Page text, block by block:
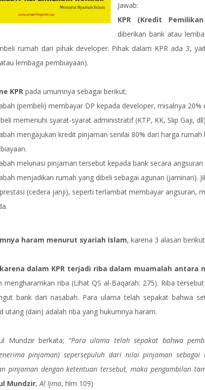
Jawab:
KPR (Kredit
diberikan bank atau
rumah dari pihak developer. Pihak dalam KPR ada 3,
lembaga pembiayaan).
KPR pada umumnya sebagai berikut;
(pembeli) membayar DP kepada developer, misalnya
memenuhi syarat-syarat administratif (KTP, KK, Slip Gaji, dll)
mengajukan kredit pinjaman senilai 80% dari harga
melunasi pinjaman tersebut kepada bank secara angsuran
menjadikan rumah yang dibeli sebagai agunan (jaminan).
(cedera janji), seperti terlambat membayar angsuran,
haram menurut syariah Islam, karena 3 alasan
karena dalam KPR terjadi riba dalam muamalah antara
mengharamkan riba (Lihat QS al-Baqarah: 275). Riba
bank dari nasabah. Para ulama telah sepakat bahwa
utang (dain) adalah riba yang hukumnya haram.
Mundzir berkata; “Para ulama telah sepakat bahwa
pinjaman) sepersepuluh dari nilai pinjaman
pinjaman dengan ketentuan tersebut, maka pengambilan
Mundzir,Al Ijma, hlm 109)